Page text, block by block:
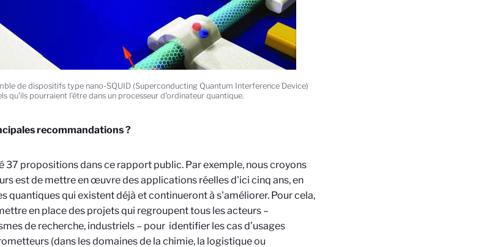
de dispositifs type nano-SQUID (Superconducting Quantum Interference Device)
qu'ils pourraient l'être dans un processeur d'ordinateur quantique.
recommandations ?
37 propositions dans ce rapport public. Par exemple, nous croyons
est de mettre en œuvre des applications réelles d'ici cinq ans, en
quantiques qui existent déjà et continueront à s'améliorer. Pour cela,
en place des projets qui regroupent tous les acteurs –
de recherche, industriels – pour identifier les cas d’usages
(dans les domaines de la chimie, la logistique ou